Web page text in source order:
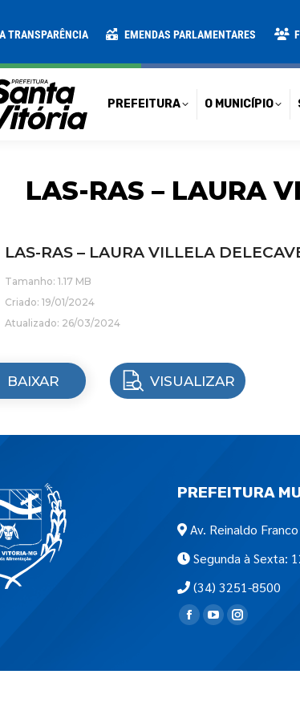
TRANSPARÊNCIA EMENDAS PARLAMENTARES
PREFEITURA O MUNICÍPIO
LAS-RAS – LAURA
LAS-RAS – LAURA VILLELA
Tamanho: 1.17 MB
Criado: 19/01/2024
Atualizado: 26/03/2024
BAIXAR VISUALIZAR
PREFEITURA
Av. Reinaldo
Segunda à Sexta:
(34) 3251-8500
Encontre-nos em: